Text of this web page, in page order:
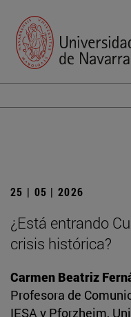
25 | 05 | 2026
¿Está entrando
crisis histórica?
Carmen Beatriz
Profesora de
IESA y Pforzheim,